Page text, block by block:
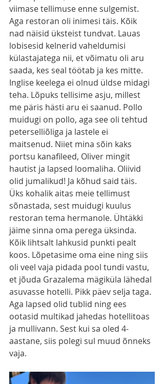
viimase tellimuse enne sulgemist.
Aga restoran oli inimesi täis. Kõik
nad näisid üksteist tundvat. Lauas
lobisesid kelnerid vaheldumisi
külastajatega nii, et võimatu oli aru
saada, kes seal töötab ja kes mitte.
Inglise keelega ei olnud üldse midagi
teha. Lõpuks tellisime asju, millest
me päris hästi aru ei saanud. Pollo
muidugi on pollo, aga see oli tehtud
peterselliõliga ja lastele ei
maitsenud. Niiet mina sõin kaks
portsu kanafileed, Oliver mingit
hautist ja lapsed loomaliha. Oliivid
olid jumalikud! Ja kõhud said täis.
Üks kohalik aitas meie tellimust
sõnastada, sest muidugi kuulus
restoran tema hermanole. Ühtäkki
jäime sinna oma perega üksinda.
Kõik lihtsalt lahkusid punkti pealt
koos. Lõpetasime oma eine ning siis
oli veel vaja pidada pool tundi vastu,
et jõuda Grazalema mägiküla lähedal
asuvasse hotelli. Pikk päev selja taga.
Aga lapsed olid tublid ning ees
ootasid multikad jahedas hotellitoas
ja mullivann. Sest kui sa oled 4-
aastane, siis polegi sul muud õnneks
vaja.